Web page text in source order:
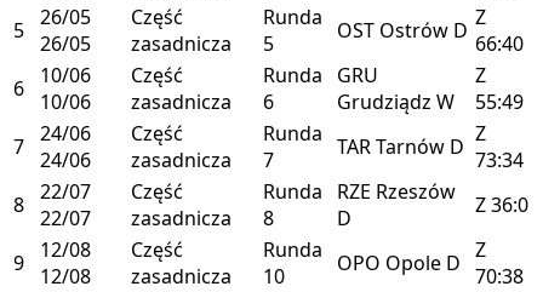
5 26/05
26/05
Część
zasadnicza
Runda
5
OST Ostrów D Z
66:40
6
10/06
10/06
Część
zasadnicza
Runda
6
GRU
Grudziądz W
Z
55:49
7 24/06
24/06
Część
zasadnicza
Runda
7
TARTarnów D Z
73:34
8 22/07
22/07
Część
zasadnicza
Runda
8
RZE Rzeszów
D
Z36:0
9
12/08
12/08
Część
zasadnicza
Runda
10
OPO Opole D Z
70:38